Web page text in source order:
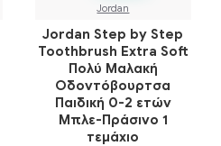
Jordan
Jordan Step by Step
Toothbrush Extra Soft
Πολύ Μαλακή
Οδοντόβουρτσα
Παιδική 0-2 ετών
Μπλε-Πράσινο 1
τεμάχιο